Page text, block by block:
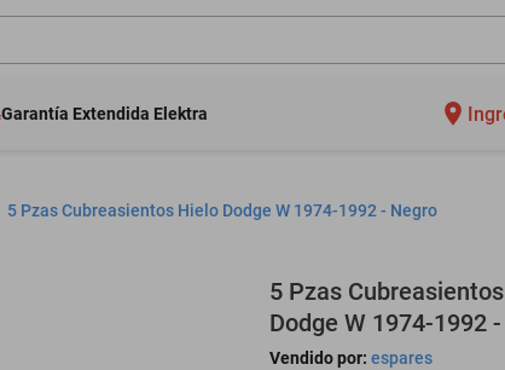
Garantía Extendida Elektra
5 Pzas Cubreasientos Hielo Dodge W 1974-1992 - Negro
5 Pzas
Dodge W 1974-1992
Vendido por: espares